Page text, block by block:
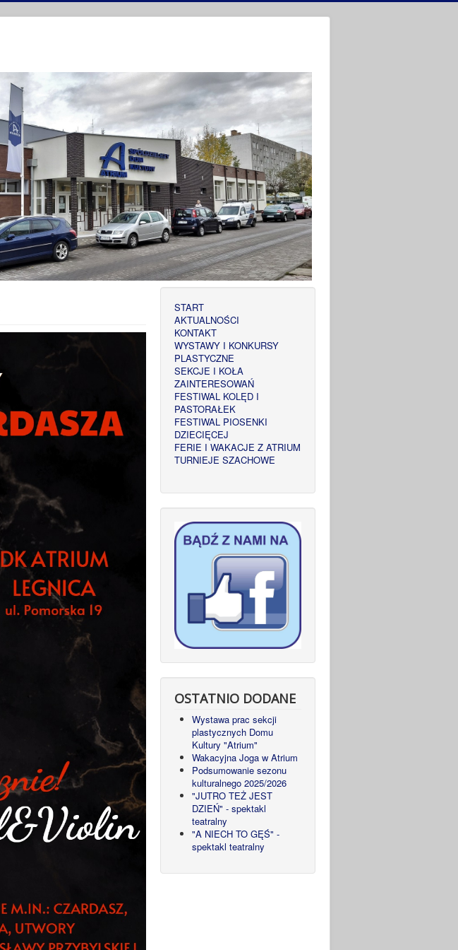
START
AKTUALNOŚCI
KONTAKT
WYSTAWY I KONKURSY
PLASTYCZNE
SEKCJE I KOŁA
ZAINTERESOWAŃ
FESTIWAL KOLĘD I
PASTORAŁEK
FESTIWAL PIOSENKI
DZIECIĘCEJ
FERIE I WAKACJE Z ATRIUM
TURNIEJE SZACHOWE
OSTATNIO DODANE
Wystawa prac sekcji
plastycznych Domu
Kultury "Atrium"
Wakacyjna Joga w Atrium
Podsumowanie sezonu
kulturalnego 2025/2026
"JUTRO TEŻ JEST
DZIEŃ" - spektakl
teatralny
"A NIECH TO GĘŚ" -
spektakl teatralny